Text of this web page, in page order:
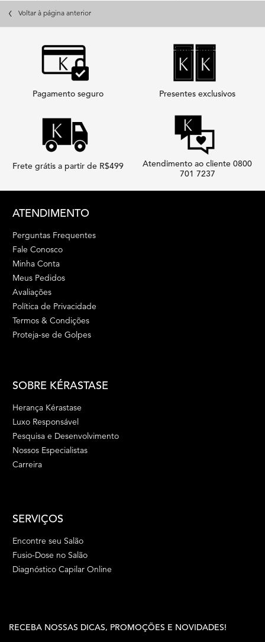
Voltar à página anterior
Pagamento seguro Presentes exclusivos
Frete grátis a partir de R$499
Atendimento ao cliente 0800
701 7237
ATENDIMENTO
Perguntas Frequentes
Fale Conosco
Minha Conta
Meus Pedidos
Avaliações
Política de Privacidade
Termos & Condições
Proteja-se de Golpes
SOBRE KÉRASTASE
Herança Kérastase
Luxo Responsável
Pesquisa e Desenvolvimento
Nossos Especialistas
Carreira
SERVIÇOS
Encontre seu Salão
Fusio-Dose no Salão
Diagnóstico Capilar Online
RECEBA NOSSAS DICAS, PROMOÇÕES E NOVIDADES!